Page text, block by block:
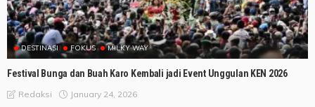
DESTINASI FOKUS MILKY WAY
Festival Bunga dan Buah Karo Kembali jadi Event Unggulan KEN 2026
Redaksi January 24, 2026